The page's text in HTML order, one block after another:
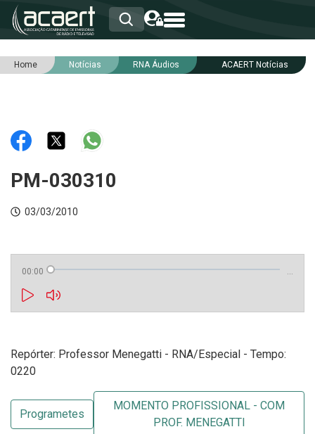
HOME
RNA
NOTÍCIAS
INTEGRIDADE
Home Notícias RNA Áudios ACAERT Notícias
PM-030310
03/03/2010
00:00 …
Repórter: Professor Menegatti - RNA/Especial - Tempo:
0220
Programetes
MOMENTO PROFISSIONAL - COM
PROF. MENEGATTI